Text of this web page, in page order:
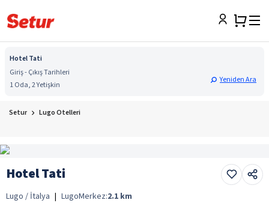
Hotel Tati
Giriş - Çıkış Tarihleri
1 Oda, 2 Yetişkin
Yeniden Ara
Setur Lugo Otelleri
Hotel Tati
Lugo / İtalya | LugoMerkez:2.1 km